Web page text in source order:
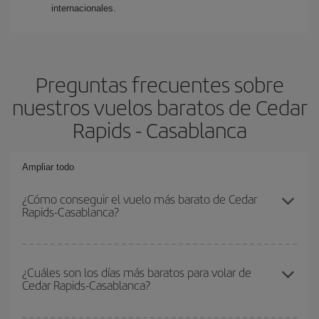
internacionales.
Preguntas frecuentes sobre
nuestros vuelos baratos de Cedar
Rapids - Casablanca
Ampliar todo
¿Cómo conseguir el vuelo más barato de Cedar
Rapids-Casablanca?
dest y conseguir el vuelo más barato si evitas temporadas altas,
compras con antelación y puedes ser flexible con las fechas y
¿Cuáles son los días más baratos para volar de
Cedar Rapids-Casablanca?